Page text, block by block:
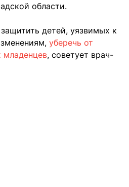
области.
детей, уязвимых к
уберечь от
младенцев, советует врач-